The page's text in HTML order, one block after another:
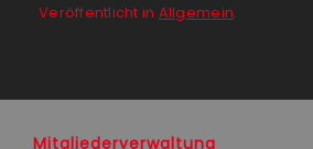
Veröffentlicht in Allgemein.
Mitgliederverwaltung